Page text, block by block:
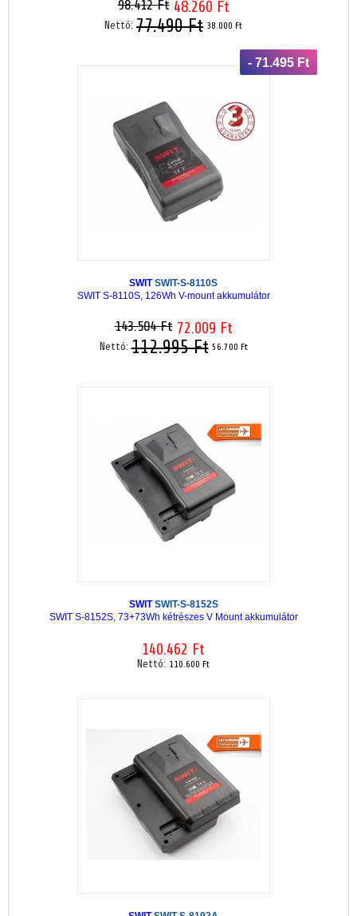
98.412 Ft 48.260 Ft
Nettó: 77.490 Ft 38.000 Ft
- 71.495 Ft
SWITSWIT-S-8110S
SWIT S-8110S, 126Wh V-mount akkumulátor
143.504 Ft 72.009 Ft
Nettó:112.995 Ft 56.700 Ft
SWITSWIT-S-8152S
SWIT S-8152S, 73+73Wh kétrészes V Mount akkumulátor
140.462 Ft
Nettó: 110.600 Ft